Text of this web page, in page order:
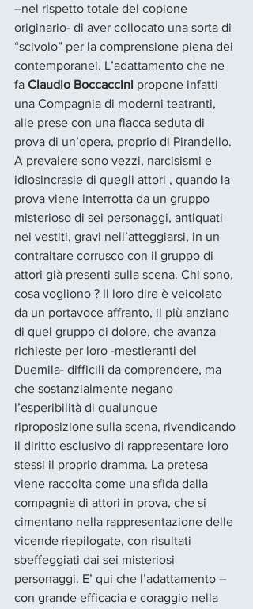
–nel rispetto totale del copione
originario- di aver collocato una sorta di
“scivolo” per la comprensione piena dei
contemporanei. L’adattamento che ne
fa Claudio Boccaccini propone infatti
una Compagnia di moderni teatranti,
alle prese con una fiacca seduta di
prova di un’opera, proprio di Pirandello.
A prevalere sono vezzi, narcisismi e
idiosincrasie di quegli attori , quando la
prova viene interrotta da un gruppo
misterioso di sei personaggi, antiquati
nei vestiti, gravi nell’atteggiarsi, in un
contraltare corrusco con il gruppo di
attori già presenti sulla scena. Chi sono,
cosa vogliono ? Il loro dire è veicolato
da un portavoce affranto, il più anziano
di quel gruppo di dolore, che avanza
richieste per loro -mestieranti del
Duemila- difficili da comprendere, ma
che sostanzialmente negano
l’esperibilità di qualunque
riproposizione sulla scena, rivendicando
il diritto esclusivo di rappresentare loro
stessi il proprio dramma. La pretesa
viene raccolta come una sfida dalla
compagnia di attori in prova, che si
cimentano nella rappresentazione delle
vicende riepilogate, con risultati
sbeffeggiati dai sei misteriosi
personaggi. E’ qui che l’adattamento –
con grande efficacia e coraggio nella